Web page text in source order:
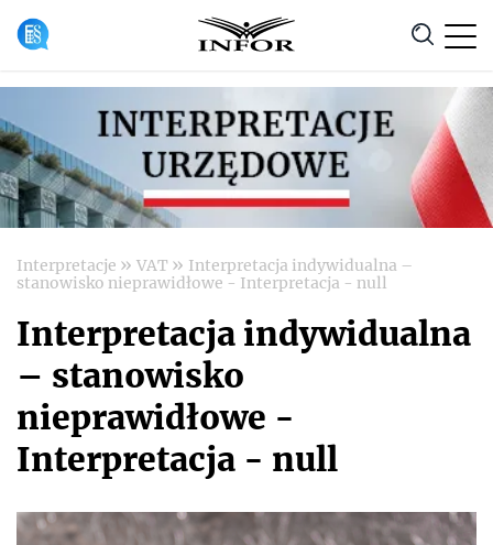
Anuluj
Interpretacje » VAT » Interpretacja indywidualna –
stanowisko nieprawidłowe - Interpretacja - null
Interpretacja indywidualna
– stanowisko
nieprawidłowe -
Interpretacja - null